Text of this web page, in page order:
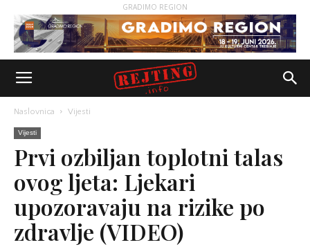
GRADIMO REGION
Naslovnica Vijesti
Vijesti
Prvi ozbiljan toplotni talas
ovog ljeta: Ljekari
upozoravaju na rizike po
zdravlje (VIDEO)